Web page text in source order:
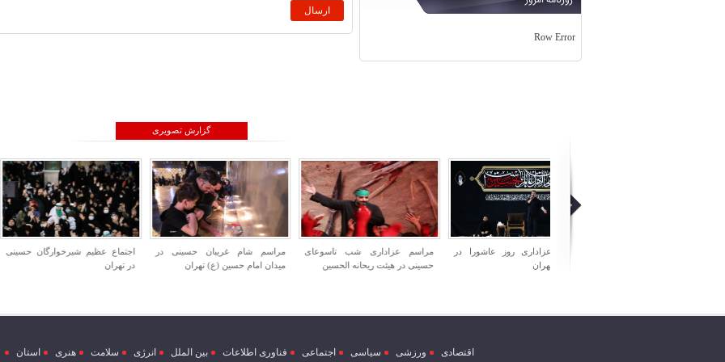
Row Error
گزارش تصویری
مراسم عزاداری شب تاسوعای
حسینی در هیئت ریحانه الحسین
مراسم شام غریبان حسینی در
میدان امام حسین (ع) تهران
اجتماع عظیم شیرخوارگان حسینی
در تهران
افتتاح همزمان پروژه
اقتصادی ورزشی سیاسی اجتماعی فناوری اطلاعات بین الملل انرژی سلامت هنری استان